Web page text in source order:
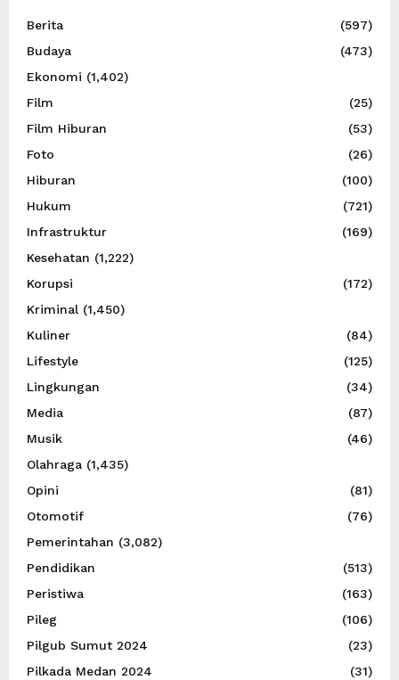
Berita
(597)
Budaya
(473)
Ekonomi (1,402)
Film
(25)
Film Hiburan
(53)
Foto
(26)
Hiburan
(100)
Hukum
(721)
Infrastruktur
(169)
Kesehatan (1,222)
Korupsi
(172)
Kriminal (1,450)
Kuliner
(84)
Lifestyle
(125)
Lingkungan
(34)
Media
(87)
Musik
(46)
Olahraga (1,435)
Opini
(81)
Otomotif
(76)
Pemerintahan (3,082)
Pendidikan
(513)
Peristiwa
(163)
Pileg
(106)
Pilgub Sumut 2024
(23)
Pilkada Medan 2024
(31)